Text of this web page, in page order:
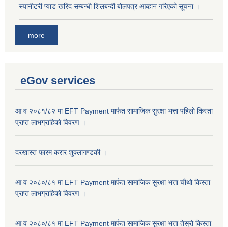
स्यानीटरी प्याड खरिद सम्बन्धी शिलबन्दी बोलपत्र आब्हान गरिएको सूचना ।
more
eGov services
आ व २०८१/८२ मा EFT Payment मार्फत सामाजिक सुरक्षा भत्ता पहिलो किस्ता
प्राप्त लाभग्राहिकाे विवरण ।
दरखास्त फारम करार शुक्लागण्डकी ।
आ व २०८०/८१ मा EFT Payment मार्फत सामाजिक सुरक्षा भत्ता चौथो किस्ता
प्राप्त लाभग्राहिकाे विवरण ।
आ व २०८०/८१ मा EFT Payment मार्फत सामाजिक सुरक्षा भत्ता तेस्रो किस्ता